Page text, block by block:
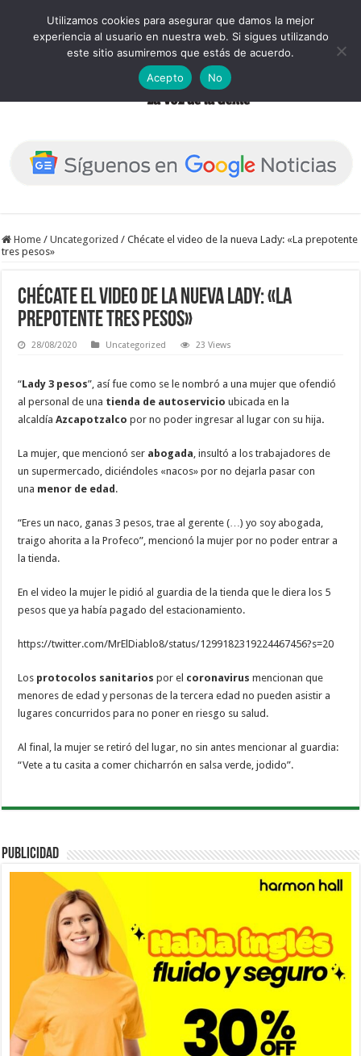
Home / Uncategorized / Chécate el video de la nueva Lady: «La prepotente
tres pesos»
Chécate el video de la nueva Lady: «La
prepotente tres pesos»
28/08/2020 Uncategorized 23 Views
“Lady 3 pesos”, así fue como se le nombró a una mujer que ofendió
al personal de una tienda de autoservicio ubicada en la
alcaldíaAzcapotzalcopor no poder ingresar al lugar con su hija.
La mujer, que mencionó ser abogada, insultó a los trabajadores de
un supermercado, diciéndoles «nacos» por no dejarla pasar con
una menor de edad .
“Eres un naco, ganas 3 pesos, trae al gerente (…) yo soy abogada,
traigo ahorita a la Profeco”, mencionó la mujer por no poder entrar a
la tienda.
En el video la mujer le pidió al guardia de la tienda que le diera los 5
pesos que ya había pagado del estacionamiento.
https://twitter.com/MrElDiablo8/status/1299182319224467456?s=20
Los protocolos sanitariospor el coronavirusmencionan que
menores de edad y personas de la tercera edad no pueden asistir a
lugares concurridos para no poner en riesgo su salud.
Al final, la mujer se retiró del lugar, no sin antes mencionar al guardia:
“Vete a tu casita a comer chicharrón en salsa verde, jodido”.
PUBLICIDAD
Utilizamos cookies para asegurar que damos la mejor
experiencia al usuario en nuestra web. Si sigues utilizando
este sitio asumiremos que estás de acuerdo.
Acepto
No